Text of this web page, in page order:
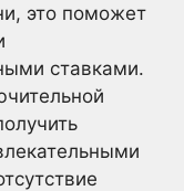
это поможет
ставками.